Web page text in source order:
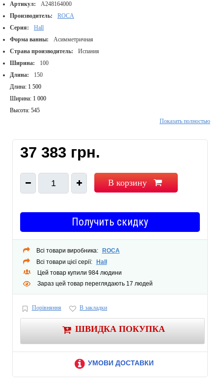
Артикул:
A248164000
Производитель:
ROCA
Серия:
Hall
Форма ванны:
Асимметричная
Страна производитель:
Испания
Ширина:
100
Длина:
150
Длина: 1 500
Ширина: 1 000
Высота: 545
Форма: Угловая
Ориентация: Левосторонняя
Особенности: Нет
Опора: Ножки
Смеситель: Нет
Гидромассаж: Нет
Тип управления: Нет
Тип поверхности: Глянцевая
Показать полностью
37 383 грн.
1 В корзину
Получить скидку
Всі товари виробника:
ROCA
Всі товари цієї серії:
Hall
Цей товар купили 984 людини
Зараз цей товар переглядають 17 людей
Порівняння В закладки
ШВИДКА ПОКУПКА
УМОВИ ДОСТАВКИ